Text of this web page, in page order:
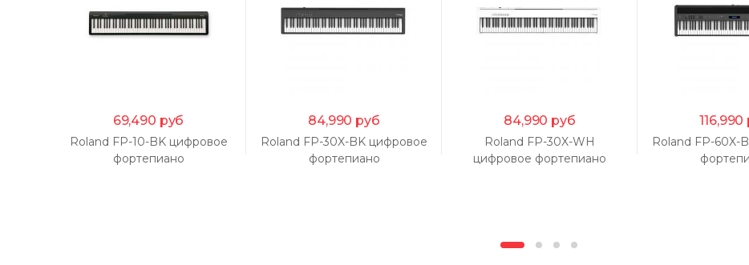
69,490 руб
Roland FP-10-BK цифровое
фортепиано
84,990 руб
Roland FP-30X-BK цифровое
фортепиано
84,990 руб
Roland FP-30X-WH
цифровое фортепиано
116,990
Roland FP-60X-